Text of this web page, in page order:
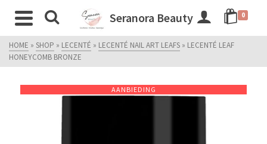
Seranora Beauty 0
HOME » SHOP » LECENTÉ » LECENTÉ NAIL ART LEAFS » LECENTÉ LEAF
HONEYCOMB BRONZE
AANBIEDING